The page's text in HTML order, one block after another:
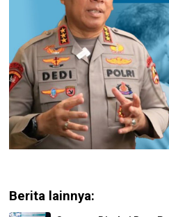
Berita lainnya: